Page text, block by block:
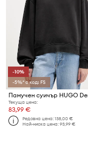
-10%
-5%* с код: FS
Текуща цена:
83,99 €
Редовна цена:138,00 €
Най-ниска цена:93,99 €